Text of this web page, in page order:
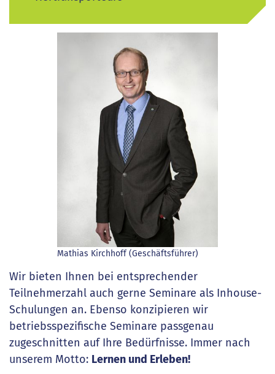
Mathias Kirchhoff (Geschäftsführer)
Wir bieten Ihnen bei entsprechender
Teilnehmerzahl auch gerne Seminare als Inhouse-
Schulungen an. Ebenso konzipieren wir
betriebsspezifische Seminare passgenau
zugeschnitten auf Ihre Bedürfnisse. Immer nach
unserem Motto: Lernen und Erleben!